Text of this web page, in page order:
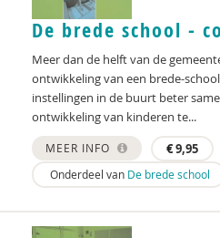
Simon Bax
Yvette de Beer
Ferdi Bekken en Gerda de
Dirck van Bekkum
Deirdre Beneken genaamd
Irene van Bentum
De brede school -
Meer dan de helft van de
ontwikkeling van een brede-
instellingen in de buurt beter
ontwikkeling van kinderen te...
MEER INFO €9,95
Onderdeel van De brede school